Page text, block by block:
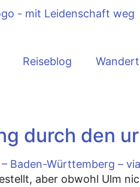
Reiseblog
durch den
aber obwohl Ulm